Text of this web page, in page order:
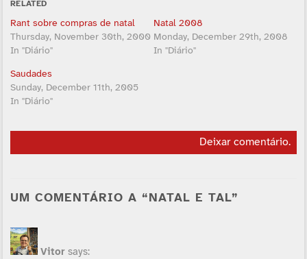
RELATED
Rant sobre compras de natal
Thursday, November 30th, 2000
In "Diário"
Natal 2008
Monday, December 29th, 2008
In "Diário"
Saudades
Sunday, December 11th, 2005
In "Diário"
Deixar comentário.
UM COMENTÁRIO A “NATAL E TAL”
Vitor says: